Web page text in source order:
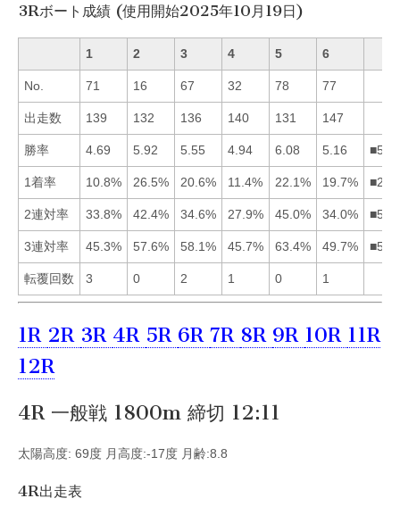
3Rボート成績 (使用開始2025年10月19日)
1 2 3 4 5 6
No. 71 16 67 32 78 77
出走数 139 132 136 140 131 147
勝率 4.69 5.92 5.55 4.94 6.08 5.16
1着率 10.8% 26.5% 20.6% 11.4% 22.1% 19.7%
2連対率 33.8% 42.4% 34.6% 27.9% 45.0% 34.0%
3連対率 45.3% 57.6% 58.1% 45.7% 63.4% 49.7%
転覆回数 3 0 2 1 0 1
1R 2R 3R 4R 5R 6R 7R 8R 9R 10R 11R
12R
4R 一般戦 1800m 締切 12:11
太陽高度: 69度 月高度:-17度 月齢:8.8
4R出走表